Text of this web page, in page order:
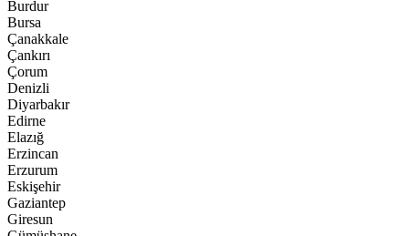
Burdur
Bursa
Çanakkale
Çankırı
Çorum
Denizli
Diyarbakır
Edirne
Elazığ
Erzincan
Erzurum
Eskişehir
Gaziantep
Giresun